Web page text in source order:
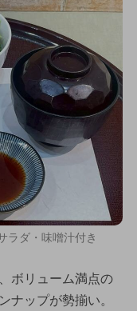
ダ・味噌汁付き
ボリューム満点の
ナップが勢揃い。